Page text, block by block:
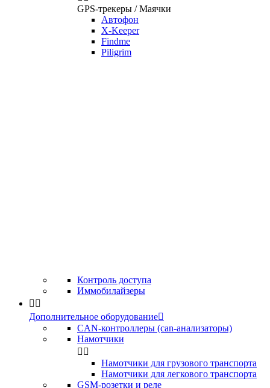
GPS-трекеры / Маячки
Автофон
X-Keeper
Findme
Piligrim
Контроль доступа
Иммобилайзеры
 
Дополнительное оборудование
CAN-контроллеры (can-анализаторы)
Намотчики
 
Намотчики для грузового транспорта
Намотчики для легкового транспорта
GSM-розетки и реле